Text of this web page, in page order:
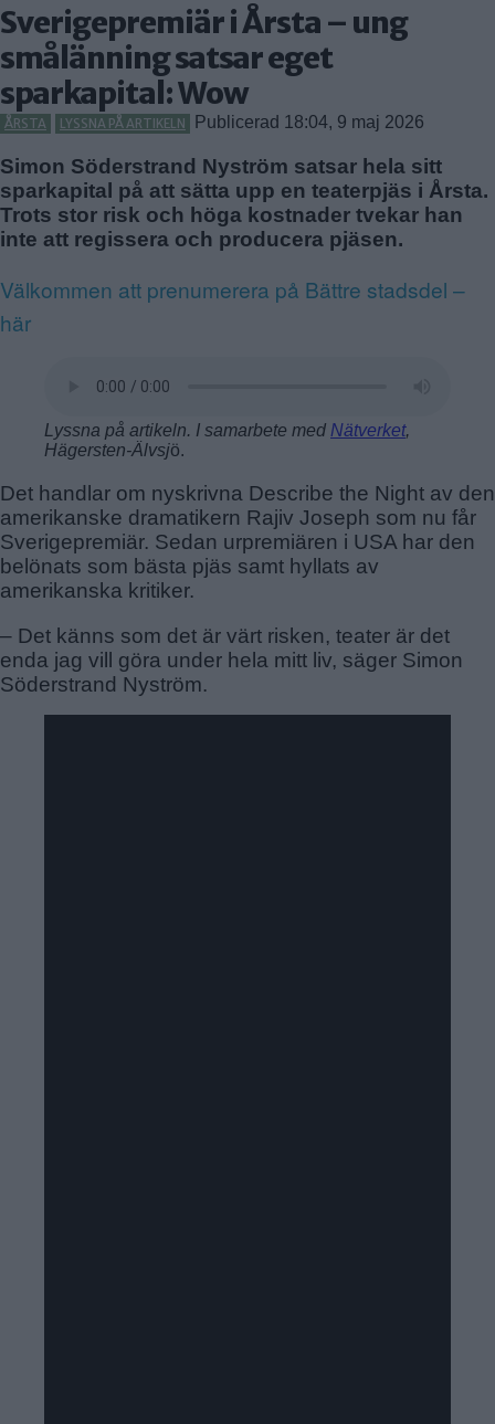
GAMLA ENSKEDE
HAGSÄTRA
HÖGDALEN
JOHANNESHOV
RÅGSVED
STUREBY
ÅRSTA
ÖRBY
ÖSTBERGA
Farsta
FAGERSJÖ
FARSTANÄSET
HÖKARÄNGEN
SKÖNDAL
TALLKROGEN
Sverigepremiär i Årsta – ung
smålänning satsar eget
sparkapital: Wow
ÅRSTA LYSSNA PÅ ARTIKELN Publicerad 18:04, 9 maj 2026
Simon Söderstrand Nyström satsar hela sitt
sparkapital på att sätta upp en teaterpjäs i Årsta.
Trots stor risk och höga kostnader tvekar han
inte att regissera och producera pjäsen.
Välkommen att prenumerera på Bättre stadsdel –
här
Lyssna på artikeln. I samarbete med Nätverket,
Hägersten-Älvsjö.
Det handlar om nyskrivna Describe the Night av den
amerikanske dramatikern Rajiv Joseph som nu får
Sverigepremiär. Sedan urpremiären i USA har den
belönats som bästa pjäs samt hyllats av
amerikanska kritiker.
– Det känns som det är värt risken, teater är det
enda jag vill göra under hela mitt liv, säger Simon
Söderstrand Nyström.